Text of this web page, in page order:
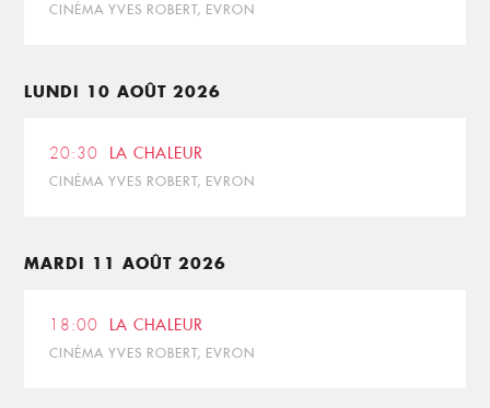
CINÉMA YVES ROBERT, EVRON
LUNDI 10 AOÛT 2026
20:30 LA CHALEUR
CINÉMA YVES ROBERT, EVRON
MARDI 11 AOÛT 2026
18:00 LA CHALEUR
CINÉMA YVES ROBERT, EVRON